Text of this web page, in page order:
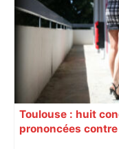
Toulouse : huit
prononcées